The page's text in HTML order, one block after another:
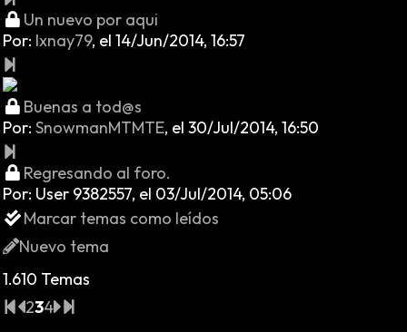
Un nuevo por aqui
Por: Ixnay79, el 14/Jun/2014, 16:57
Buenas a tod@s
Por: SnowmanMTMTE, el 30/Jul/2014, 16:50
Regresando al foro.
Por: User 9382557, el 03/Jul/2014, 05:06
Marcar temas como leídos
Nuevo tema
1.610 Temas
234